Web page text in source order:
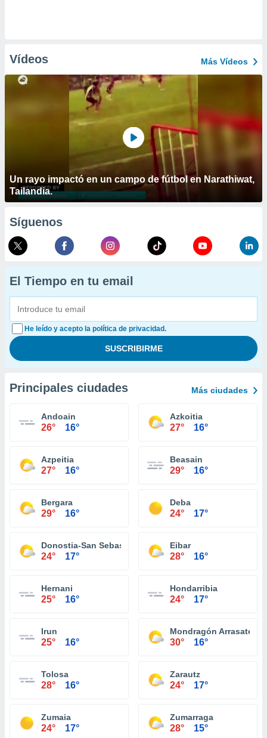
Vídeos Más Vídeos
Un rayo impactó en un campo de fútbol en Narathiwat,
Tailandia.
Síguenos
El Tiempo en tu email
He leído y acepto la política de privacidad.
Principales ciudades Más ciudades
Andoain
26° 16°
Azkoitia
27° 16°
Azpeitia
27° 16°
Beasain
29° 16°
Bergara
29° 16°
Deba
24° 17°
Donostia-San Sebastián
24° 17°
Eibar
28° 16°
Hernani
25° 16°
Hondarribia
24° 17°
Irun
25° 16°
Mondragón Arrasate
30° 16°
Tolosa
28° 16°
Zarautz
24° 17°
Zumaia
24° 17°
Zumarraga
28° 15°